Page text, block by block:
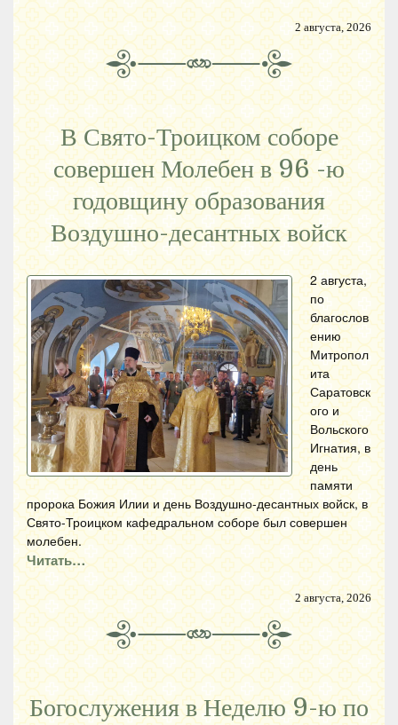
2 августа, 2026
В Свято-Троицком соборе
совершен Молебен в 96 -ю
годовщину образования
Воздушно-десантных войск
2 августа,
по
благослов
ению
Митропол
ита
Саратовск
ого и
Вольского
Игнатия, в
день
памяти
пророка Божия Илии и день Воздушно-десантных войск, в
Свято-Троицком кафедральном соборе был совершен
молебен.
Читать…
2 августа, 2026
Богослужения в Неделю 9-ю по